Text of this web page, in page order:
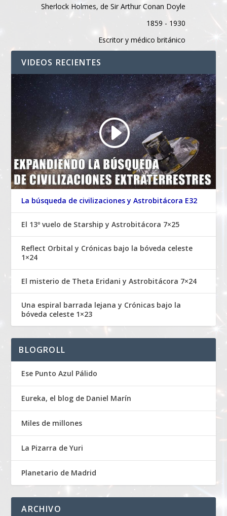
Sherlock Holmes, de Sir Arthur Conan Doyle
1859 - 1930
Escritor y médico británico
VIDEOS RECIENTES
La búsqueda de civilizaciones y Astrobitácora E32
El 13º vuelo de Starship y Astrobitácora 7×25
Reflect Orbital y Crónicas bajo la bóveda celeste
1×24
El misterio de Theta Eridani y Astrobitácora 7×24
Una espiral barrada lejana y Crónicas bajo la
bóveda celeste 1×23
BLOGROLL
Ese Punto Azul Pálido
Eureka, el blog de Daniel Marín
Miles de millones
La Pizarra de Yuri
Planetario de Madrid
ARCHIVO